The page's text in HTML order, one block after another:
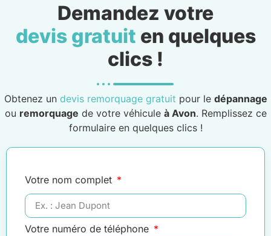
Demandez votre
devis gratuit en quelques
clics !
Obtenez un devis remorquage gratuit pour le dépannage
ou remorquage de votre véhicule à Avon. Remplissez ce
formulaire en quelques clics !
Votre nom complet
Votre numéro de téléphone